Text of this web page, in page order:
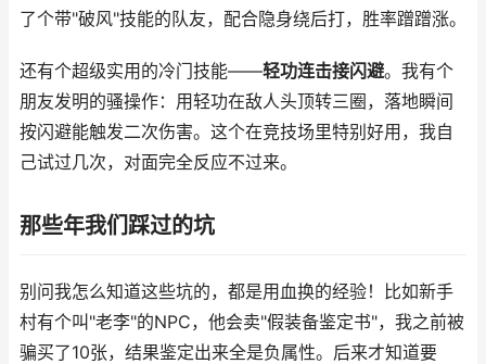
了个带"破风"技能的队友，配合隐身绕后打，胜率蹭蹭涨。
还有个超级实用的冷门技能——轻功连击接闪避。我有个
朋友发明的骚操作：用轻功在敌人头顶转三圈，落地瞬间
按闪避能触发二次伤害。这个在竞技场里特别好用，我自
己试过几次，对面完全反应不过来。
那些年我们踩过的坑
别问我怎么知道这些坑的，都是用血换的经验！比如新手
村有个叫"老李"的NPC，他会卖"假装备鉴定书"，我之前被
骗买了10张，结果鉴定出来全是负属性。后来才知道要